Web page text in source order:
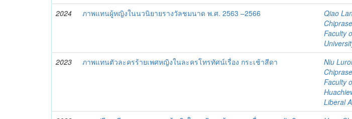
2024
ภาพแทนผู้หญิงในนวนิยายรางวัลชมนาด พ.ศ. 2563 –2566 Qiao
Faculty
2023
ภาพแทนตัวละครร้ายเพศหญิงในละครโทรทัศน์เรื่อง กระเช้าสีดา Niu
Faculty
Liberal